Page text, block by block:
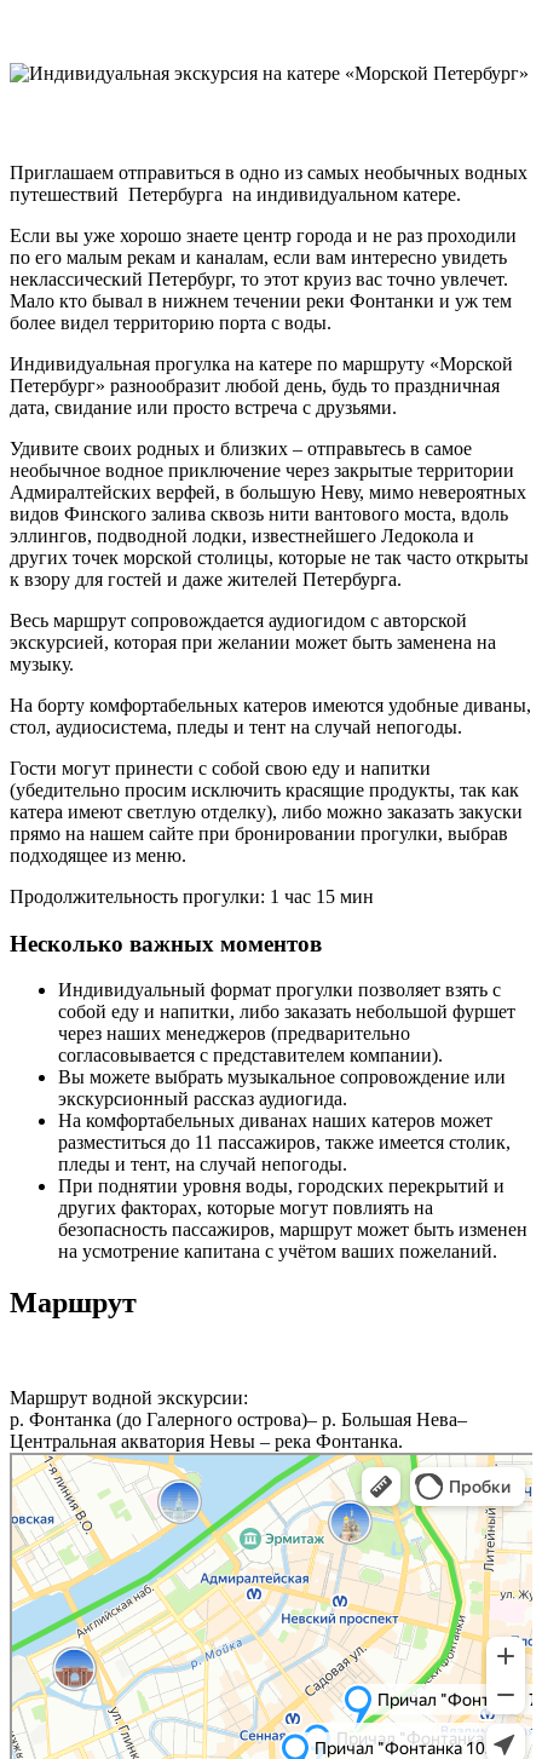
Приглашаем отправиться в одно из самых необычных водных
путешествий Петербурга на индивидуальном катере.
Если вы уже хорошо знаете центр города и не раз проходили
по его малым рекам и каналам, если вам интересно увидеть
неклассический Петербург, то этот круиз вас точно увлечет.
Мало кто бывал в нижнем течении реки Фонтанки и уж тем
более видел территорию порта с воды.
Индивидуальная прогулка на катере по маршруту «Морской
Петербург» разнообразит любой день, будь то праздничная
дата, свидание или просто встреча с друзьями.
Удивите своих родных и близких – отправьтесь в самое
необычное водное приключение через закрытые территории
Адмиралтейских верфей, в большую Неву, мимо невероятных
видов Финского залива сквозь нити вантового моста, вдоль
эллингов, подводной лодки, известнейшего Ледокола и
других точек морской столицы, которые не так часто открыты
к взору для гостей и даже жителей Петербурга.
Весь маршрут сопровождается аудиогидом с авторской
экскурсией, которая при желании может быть заменена на
музыку.
На борту комфортабельных катеров имеются удобные диваны,
стол, аудиосистема, пледы и тент на случай непогоды.
Гости могут принести с собой свою еду и напитки
(убедительно просим исключить красящие продукты, так как
катера имеют светлую отделку), либо можно заказать закуски
прямо на нашем сайте при бронировании прогулки, выбрав
подходящее из меню.
Продолжительность прогулки: 1 час 15 мин
Несколько важных моментов
Индивидуальный формат прогулки позволяет взять с
собой еду и напитки, либо заказать небольшой фуршет
через наших менеджеров (предварительно
согласовывается с представителем компании).
Вы можете выбрать музыкальное сопровождение или
экскурсионный рассказ аудиогида.
На комфортабельных диванах наших катеров может
разместиться до 11 пассажиров, также имеется столик,
пледы и тент, на случай непогоды.
При поднятии уровня воды, городских перекрытий и
других факторах, которые могут повлиять на
безопасность пассажиров, маршрут может быть изменен
на усмотрение капитана с учётом ваших пожеланий.
Маршрут
Маршрут водной экскурсии:
р. Фонтанка (до Галерного острова)– р. Большая Нева–
Центральная акватория Невы – река Фонтанка.
Санкт‑Петербург
Карта Санкт-Петербурга с улицами и номерами домов — Яндекс Карты